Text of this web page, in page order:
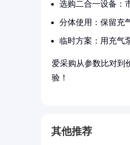
选购二合一设备：
分体使用：保留充
临时方案：用充气
爱采购从参数比对到
验！
其他推荐